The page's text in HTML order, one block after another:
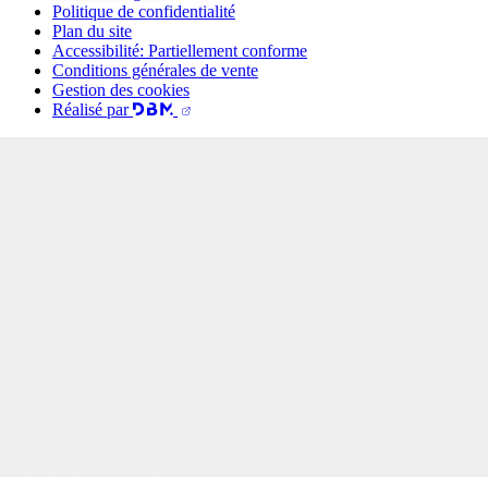
Politique de confidentialité
Plan du site
Accessibilité: Partiellement conforme
Conditions générales de vente
Gestion des cookies
Réalisé par